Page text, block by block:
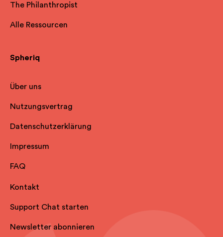
The Philanthropist
Alle Ressourcen
Spheriq
Über uns
Nutzungsvertrag
Datenschutzerklärung
Impressum
FAQ
Kontakt
Support Chat starten
Newsletter abonnieren